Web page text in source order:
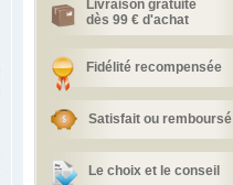
Livraison gratuite
dès 99 € d'achat
Fidélité recompensée
Satisfait ou remboursé
Le choix et le conseil